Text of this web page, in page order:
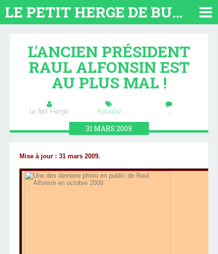
LE PETIT HERGE DE BUENOS AIRES 2026. TOUT SUR L'ARGENTINE
L'ANCIEN PRÉSIDENT
RAUL ALFONSIN EST
AU PLUS MAL !
Le Petit Hergé Actualité …
31 MARS2009
Mise à jour : 31 mars 2009.